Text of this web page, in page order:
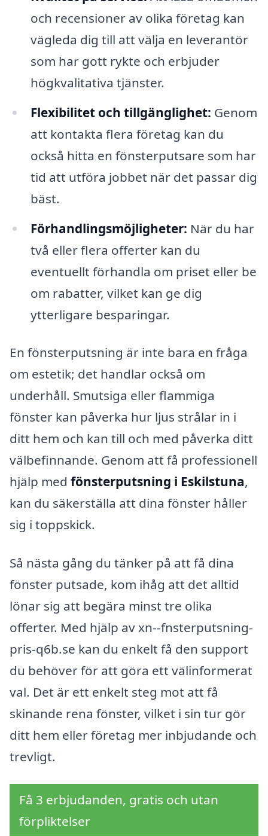
och recensioner av olika företag kan
vägleda dig till att välja en leverantör
som har gott rykte och erbjuder
högkvalitativa tjänster.
Flexibilitet och tillgänglighet: Genom
att kontakta flera företag kan du
också hitta en fönsterputsare som har
tid att utföra jobbet när det passar dig
bäst.
Förhandlingsmöjligheter: När du har
två eller flera offerter kan du
eventuellt förhandla om priset eller be
om rabatter, vilket kan ge dig
ytterligare besparingar.
En fönsterputsning är inte bara en fråga
om estetik; det handlar också om
underhåll. Smutsiga eller flammiga
fönster kan påverka hur ljus strålar in i
ditt hem och kan till och med påverka ditt
välbefinnande. Genom att få professionell
hjälp med fönsterputsning i Eskilstuna,
kan du säkerställa att dina fönster håller
sig i toppskick.
Så nästa gång du tänker på att få dina
fönster putsade, kom ihåg att det alltid
lönar sig att begära minst tre olika
offerter. Med hjälp av xn--fnsterputsning-
pris-q6b.se kan du enkelt få den support
du behöver för att göra ett välinformerat
val. Det är ett enkelt steg mot att få
skinande rena fönster, vilket i sin tur gör
ditt hem eller företag mer inbjudande och
trevligt.
Få 3 erbjudanden, gratis och utan
förpliktelser